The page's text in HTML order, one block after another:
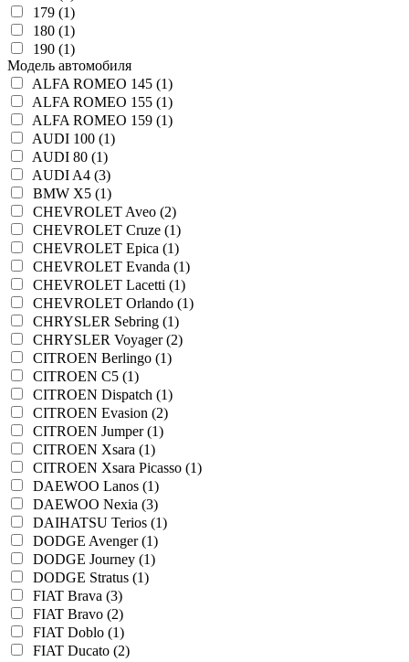
179 (1)
180 (1)
190 (1)
Модель автомобиля
ALFA ROMEO 145 (1)
ALFA ROMEO 155 (1)
ALFA ROMEO 159 (1)
AUDI 100 (1)
AUDI 80 (1)
AUDI A4 (3)
BMW X5 (1)
CHEVROLET Aveo (2)
CHEVROLET Cruze (1)
CHEVROLET Epica (1)
CHEVROLET Evanda (1)
CHEVROLET Lacetti (1)
CHEVROLET Orlando (1)
CHRYSLER Sebring (1)
CHRYSLER Voyager (2)
CITROEN Berlingo (1)
CITROEN C5 (1)
CITROEN Dispatch (1)
CITROEN Evasion (2)
CITROEN Jumper (1)
CITROEN Xsara (1)
CITROEN Xsara Picasso (1)
DAEWOO Lanos (1)
DAEWOO Nexia (3)
DAIHATSU Terios (1)
DODGE Avenger (1)
DODGE Journey (1)
DODGE Stratus (1)
FIAT Brava (3)
FIAT Bravo (2)
FIAT Doblo (1)
FIAT Ducato (2)